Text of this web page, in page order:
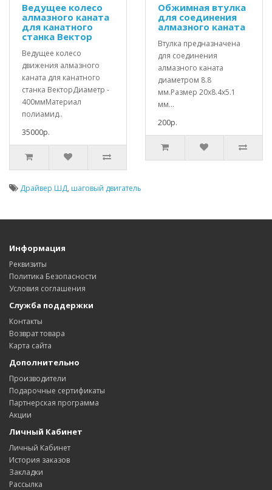
Ведущее колесо
алмазного каната
для канатного
станка Вектор
Ведущее колесо
движения алмазного
каната для канатного
станка ВекторДиаметр -
400ммМатериал
полиамид..
35000р.
Обжимная втулка
для соединения
алмазного каната
Втулка предназначена
для соединения
алмазного каната
диаметром 8.8
мм.Размер 20х8.4х5.1
мм...
200р.
Драйвер ШД, шаговый двигатель
Информация
Реквизиты
Политика Безопасности
Условия соглашения
Служба поддержки
Контакты
Возврат товара
Карта сайта
Дополнительно
Производители
Подарочные сертификаты
Партнерская программа
Акции
Личный Кабинет
Личный Кабинет
История заказов
Закладки
Рассылка